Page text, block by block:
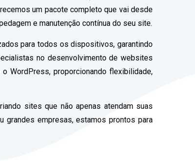
um pacote completo que vai desde
e manutenção contínua do seu site.
para todos os dispositivos, garantindo
no desenvolvimento de websites
WordPress, proporcionando flexibilidade,
sites que não apenas atendam suas
grandes empresas, estamos prontos para